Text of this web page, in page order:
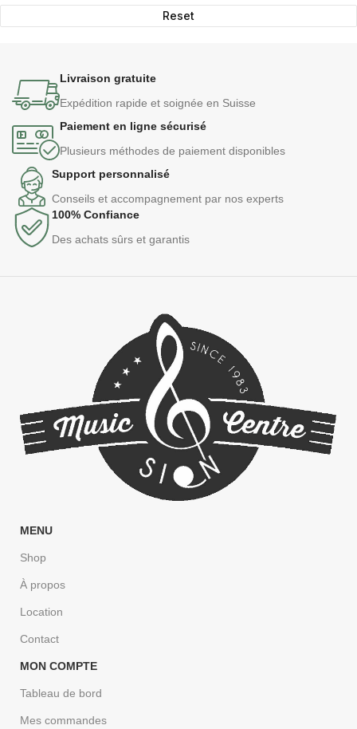
Reset
Livraison gratuite
Expédition rapide et soignée en Suisse
Paiement en ligne sécurisé
Plusieurs méthodes de paiement disponibles
Support personnalisé
Conseils et accompagnement par nos experts
100% Confiance
Des achats sûrs et garantis
MENU
Shop
À propos
Location
Contact
MON COMPTE
Tableau de bord
Mes commandes